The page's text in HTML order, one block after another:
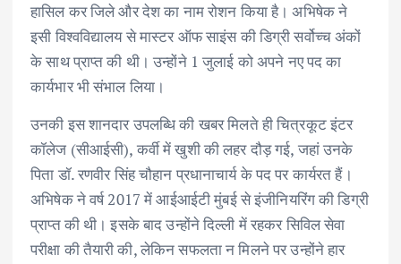
हासिल कर जिले और देश का नाम रोशन किया है। अभिषेक ने
इसी विश्वविद्यालय से मास्टर ऑफ साइंस की डिग्री सर्वोच्च अंकों
के साथ प्राप्त की थी। उन्होंने 1 जुलाई को अपने नए पद का
कार्यभार भी संभाल लिया।
उनकी इस शानदार उपलब्धि की खबर मिलते ही चित्रकूट इंटर
कॉलेज (सीआईसी), कर्वी में खुशी की लहर दौड़ गई, जहां उनके
पिता डॉ. रणवीर सिंह चौहान प्रधानाचार्य के पद पर कार्यरत हैं।
अभिषेक ने वर्ष 2017 में आईआईटी मुंबई से इंजीनियरिंग की डिग्री
प्राप्त की थी। इसके बाद उन्होंने दिल्ली में रहकर सिविल सेवा
परीक्षा की तैयारी की, लेकिन सफलता न मिलने पर उन्होंने हार